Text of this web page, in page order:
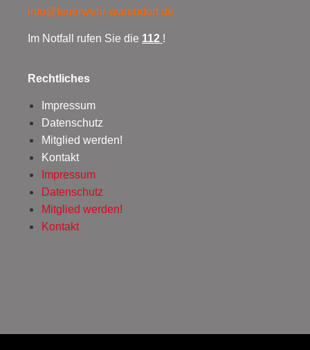
info@feuerwehr-warendorf.de
Im Notfall rufen Sie die 112 !
Rechtliches
Impressum
Datenschutz
Mitglied werden!
Kontakt
Impressum
Datenschutz
Mitglied werden!
Kontakt